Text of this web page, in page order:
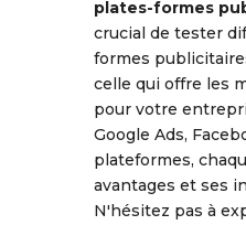
plates-formes
crucial de tester
formes
celle qui offre les
pour votre
Google Ads,
plateformes,
avantages et ses
N'hésitez pas à